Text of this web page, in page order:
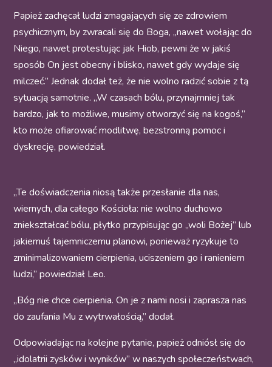
Papież zachęcał ludzi zmagających się ze zdrowiem
psychicznym, by zwracali się do Boga, „nawet wołając do
Niego, nawet protestując jak Hiob, pewni że w jakiś
sposób On jest obecny i blisko, nawet gdy wydaje się
milczeć.” Jednak dodał też, że nie wolno radzić sobie z tą
sytuacją samotnie. „W czasach bólu, przynajmniej tak
bardzo, jak to możliwe, musimy otworzyć się na kogoś,”
kto może ofiarować modlitwę, bezstronną pomoc i
dyskrecję, powiedział.
„Te doświadczenia niosą także przesłanie dla nas,
wiernych, dla całego Kościoła: nie wolno duchowo
zniekształcać bólu, płytko przypisując go „woli Bożej” lub
jakiemuś tajemniczemu planowi, ponieważ ryzykuje to
zminimalizowaniem cierpienia, uciszeniem go i ranieniem
ludzi,” powiedział Leo.
„Bóg nie chce cierpienia. On je z nami nosi i zaprasza nas
do zaufania Mu z wytrwałością,” dodał.
Odpowiadając na kolejne pytanie, papież odniósł się do
„idolatrii zysków i wyników” w naszych społeczeństwach,